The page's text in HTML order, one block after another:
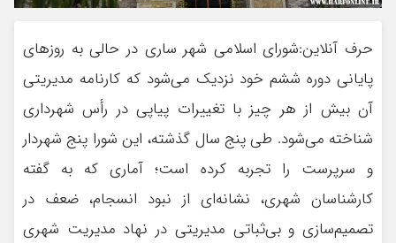
حرف آنلاین:شورای اسلامی شهر ساری در حالی به روزهای
پایانی دوره ششم خود نزدیک می‌شود که کارنامه مدیریتی
آن بیش از هر چیز با تغییرات پیاپی در رأس شهرداری
شناخته می‌شود. طی پنج سال گذشته، این شورا پنج شهردار
و سرپرست را تجربه کرده است؛ آماری که به گفته
کارشناسان شهری، نشانه‌ای از نبود انسجام، ضعف در
تصمیم‌سازی و بی‌ثباتی مدیریتی در نهاد مدیریت شهری